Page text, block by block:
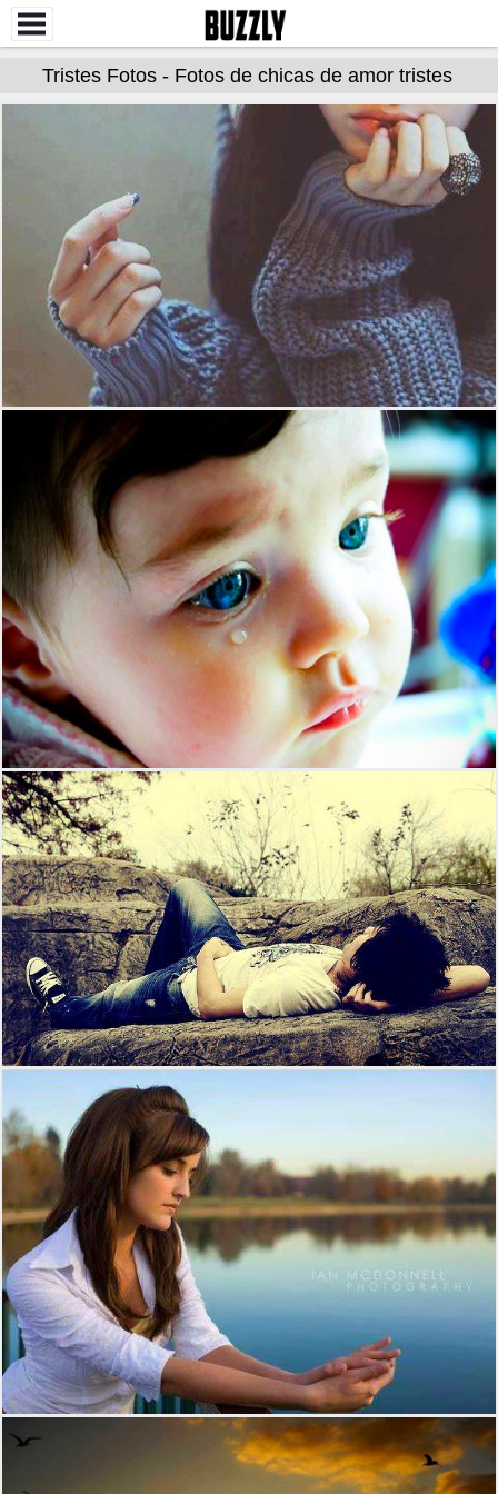
Tristes Fotos - Fotos de chicas de amor tristes